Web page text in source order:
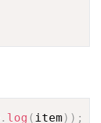
. log ( item ) ) ;